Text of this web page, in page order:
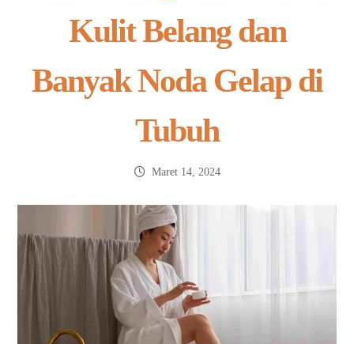
Kulit Belang dan
Banyak Noda Gelap di
Tubuh
Maret 14, 2024